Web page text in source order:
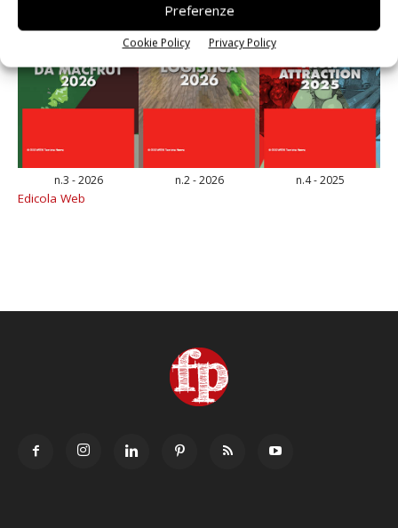
Preferenze
Cookie Policy Privacy Policy
n.3 - 2026 n.2 - 2026 n.4 - 2025
Edicola Web